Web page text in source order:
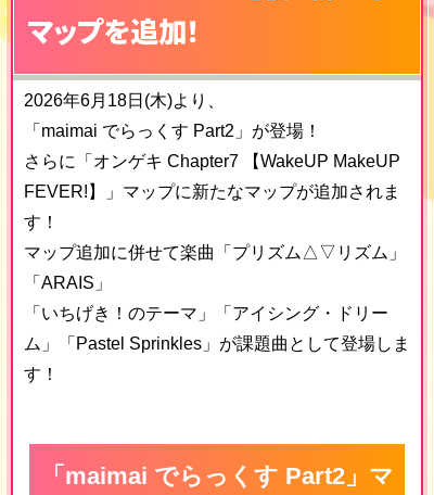
マップを追加！
2026年6月18日(木)より、
「maimai でらっくす Part2」が登場！
さらに「オンゲキ Chapter7 【WakeUP MakeUP
FEVER!】」マップに新たなマップが追加されま
す！
マップ追加に併せて楽曲「プリズム△▽リズム」
「ARAIS」
「いちげき！のテーマ」「アイシング・ドリー
ム」「Pastel Sprinkles」が課題曲として登場しま
す！
「maimai でらっくす Part2」マ